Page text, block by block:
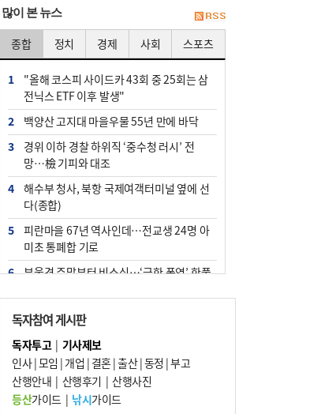
많이 본 뉴스
종합 정치 경제 사회 스포츠
1
"올해 코스피 사이드카 43회 중 25회는 삼
전닉스 ETF 이후 발생"
2
백양산 고지대 마을우물 55년 만에 바닥
3
경위 이하 경찰 하위직 ‘중수청 러시’ 전
망…檢 기피와 대조
4
해수부 청사, 북항 국제여객터미널 옆에 선
다(종합)
5
피란마을 67년 역사인데…전교생 24명 아
미초 통폐합 기로
6
부울경 주말부터 비소식…‘극한 폭염’ 한풀
7
“낙동강권 삼락·을숙도·다대포 연결해 서
부산 관광 키우자”
8
오늘의 날씨- 2026년 8월 7일
9
외국인 선원 ‘인신매매 경유지’ 된 부산…
우려가 현실로
독자참여 게시판
독자투고| 기사제보
인사|모임 | 개업 | 결혼|출산|동정 |부고
산행안내 | 산행후기 | 산행사진
등산가이드| 낚시가이드